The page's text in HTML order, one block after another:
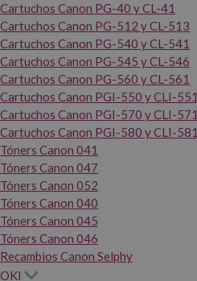
Cartuchos Canon PG-40 y CL-41
Cartuchos Canon PG-512 y CL-513
Cartuchos Canon PG-540 y CL-541
Cartuchos Canon PG-545 y CL-546
Cartuchos Canon PG-560 y CL-561
Cartuchos Canon PGI-550 y CLI-551
Cartuchos Canon PGI-570 y CLI-571
Cartuchos Canon PGI-580 y CLI-581
Tóners Canon 041
Tóners Canon 047
Tóners Canon 052
Tóners Canon 040
Tóners Canon 045
Tóners Canon 046
Recambios Canon Selphy
OKI